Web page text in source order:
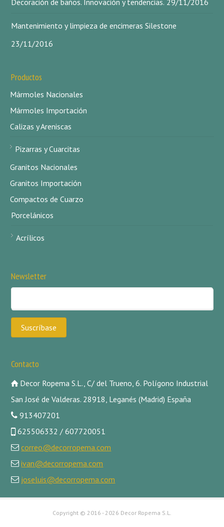
Mantenimiento y limpieza de encimeras Silestone
23/11/2016
Productos
Mármoles Nacionales
Mármoles Importación
Calizas y Areniscas
Pizarras y Cuarcitas
Granitos Nacionales
Granitos Importación
Compactos de Cuarzo
Porcelánicos
Acrílicos
Newsletter
Contacto
Decor Ropema S.L., C/ del Trueno, 6. Polígono Industrial
San José de Valderas. 28918, Leganés (Madrid) España
913407201
625506332 / 607720051
correo@decorropema.com
ivan@decorropema.com
joseluis@decorropema.com
Copyright © 2016 - 2026 Decor Ropema S.L.